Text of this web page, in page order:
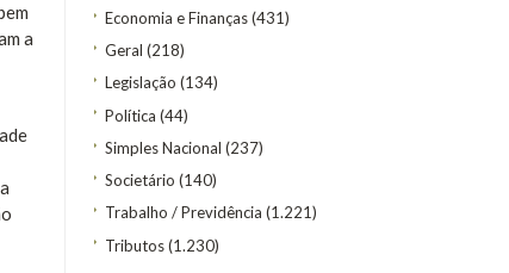
Economia e Finanças(431)
Geral (218)
Legislação (134)
Política (44)
Simples Nacional (237)
Societário (140)
Trabalho / Previdência (1.221)
Tributos(1.230)
a